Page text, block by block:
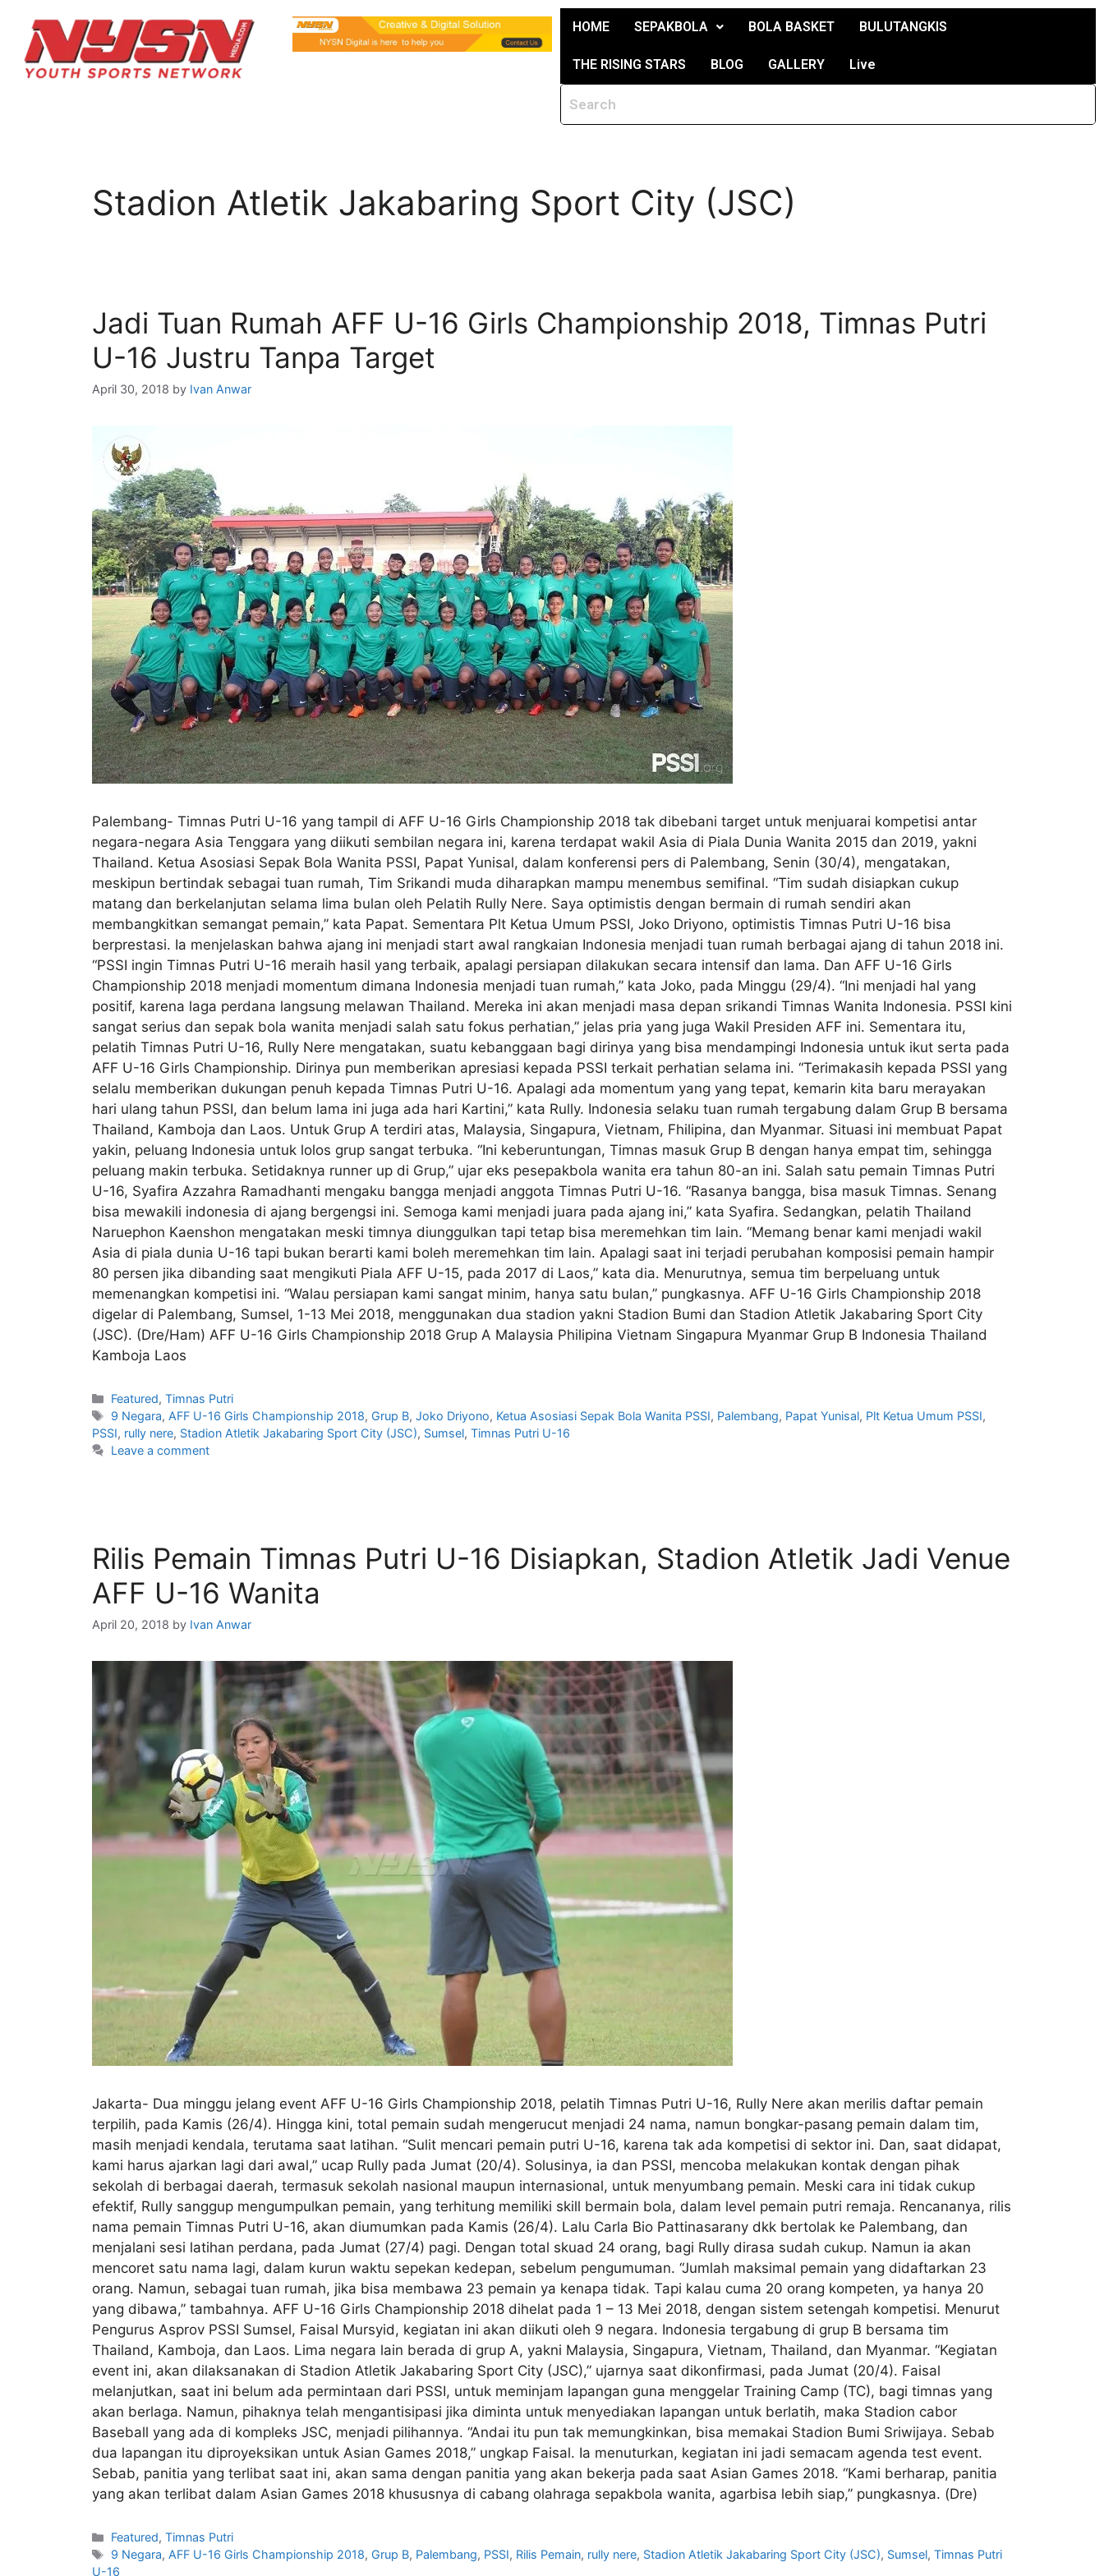
HOME SEPAKBOLA BOLA BASKET BULUTANGKIS
THE RISING STARS BLOG GALLERY Live
Stadion Atletik Jakabaring Sport City (JSC)
Jadi Tuan Rumah AFF U-16 Girls Championship 2018, Timnas Putri
U-16 Justru Tanpa Target
April 30, 2018 by Ivan Anwar
Palembang- Timnas Putri U-16 yang tampil di AFF U-16 Girls Championship 2018 tak dibebani target untuk menjuarai kompetisi antar
negara-negara Asia Tenggara yang diikuti sembilan negara ini, karena terdapat wakil Asia di Piala Dunia Wanita 2015 dan 2019, yakni
Thailand. Ketua Asosiasi Sepak Bola Wanita PSSI, Papat Yunisal, dalam konferensi pers di Palembang, Senin (30/4), mengatakan,
meskipun bertindak sebagai tuan rumah, Tim Srikandi muda diharapkan mampu menembus semifinal. “Tim sudah disiapkan cukup
matang dan berkelanjutan selama lima bulan oleh Pelatih Rully Nere. Saya optimistis dengan bermain di rumah sendiri akan
membangkitkan semangat pemain,” kata Papat. Sementara Plt Ketua Umum PSSI, Joko Driyono, optimistis Timnas Putri U-16 bisa
berprestasi. Ia menjelaskan bahwa ajang ini menjadi start awal rangkaian Indonesia menjadi tuan rumah berbagai ajang di tahun 2018 ini.
“PSSI ingin Timnas Putri U-16 meraih hasil yang terbaik, apalagi persiapan dilakukan secara intensif dan lama. Dan AFF U-16 Girls
Championship 2018 menjadi momentum dimana Indonesia menjadi tuan rumah,” kata Joko, pada Minggu (29/4). “Ini menjadi hal yang
positif, karena laga perdana langsung melawan Thailand. Mereka ini akan menjadi masa depan srikandi Timnas Wanita Indonesia. PSSI kini
sangat serius dan sepak bola wanita menjadi salah satu fokus perhatian,” jelas pria yang juga Wakil Presiden AFF ini. Sementara itu,
pelatih Timnas Putri U-16, Rully Nere mengatakan, suatu kebanggaan bagi dirinya yang bisa mendampingi Indonesia untuk ikut serta pada
AFF U-16 Girls Championship. Dirinya pun memberikan apresiasi kepada PSSI terkait perhatian selama ini. “Terimakasih kepada PSSI yang
selalu memberikan dukungan penuh kepada Timnas Putri U-16. Apalagi ada momentum yang yang tepat, kemarin kita baru merayakan
hari ulang tahun PSSI, dan belum lama ini juga ada hari Kartini,” kata Rully. Indonesia selaku tuan rumah tergabung dalam Grup B bersama
Thailand, Kamboja dan Laos. Untuk Grup A terdiri atas, Malaysia, Singapura, Vietnam, Fhilipina, dan Myanmar. Situasi ini membuat Papat
yakin, peluang Indonesia untuk lolos grup sangat terbuka. “Ini keberuntungan, Timnas masuk Grup B dengan hanya empat tim, sehingga
peluang makin terbuka. Setidaknya runner up di Grup,” ujar eks pesepakbola wanita era tahun 80-an ini. Salah satu pemain Timnas Putri
U-16, Syafira Azzahra Ramadhanti mengaku bangga menjadi anggota Timnas Putri U-16. “Rasanya bangga, bisa masuk Timnas. Senang
bisa mewakili indonesia di ajang bergengsi ini. Semoga kami menjadi juara pada ajang ini,” kata Syafira. Sedangkan, pelatih Thailand
Naruephon Kaenshon mengatakan meski timnya diunggulkan tapi tetap bisa meremehkan tim lain. “Memang benar kami menjadi wakil
Asia di piala dunia U-16 tapi bukan berarti kami boleh meremehkan tim lain. Apalagi saat ini terjadi perubahan komposisi pemain hampir
80 persen jika dibanding saat mengikuti Piala AFF U-15, pada 2017 di Laos,” kata dia. Menurutnya, semua tim berpeluang untuk
memenangkan kompetisi ini. “Walau persiapan kami sangat minim, hanya satu bulan,” pungkasnya. AFF U-16 Girls Championship 2018
digelar di Palembang, Sumsel, 1-13 Mei 2018, menggunakan dua stadion yakni Stadion Bumi dan Stadion Atletik Jakabaring Sport City
(JSC). (Dre/Ham) AFF U-16 Girls Championship 2018 Grup A Malaysia Philipina Vietnam Singapura Myanmar Grup B Indonesia Thailand
Kamboja Laos
Featured,Timnas Putri
9 Negara, AFF U-16 Girls Championship 2018, Grup B,Joko Driyono, Ketua Asosiasi Sepak Bola Wanita PSSI, Palembang, Papat Yunisal, Plt Ketua Umum PSSI,
PSSI, rully nere, Stadion Atletik Jakabaring Sport City (JSC), Sumsel, Timnas Putri U-16
Leave a comment
Rilis Pemain Timnas Putri U-16 Disiapkan, Stadion Atletik Jadi Venue
AFF U-16 Wanita
April 20, 2018 by Ivan Anwar
Jakarta- Dua minggu jelang event AFF U-16 Girls Championship 2018, pelatih Timnas Putri U-16, Rully Nere akan merilis daftar pemain
terpilih, pada Kamis (26/4). Hingga kini, total pemain sudah mengerucut menjadi 24 nama, namun bongkar-pasang pemain dalam tim,
masih menjadi kendala, terutama saat latihan. “Sulit mencari pemain putri U-16, karena tak ada kompetisi di sektor ini. Dan, saat didapat,
kami harus ajarkan lagi dari awal,” ucap Rully pada Jumat (20/4). Solusinya, ia dan PSSI, mencoba melakukan kontak dengan pihak
sekolah di berbagai daerah, termasuk sekolah nasional maupun internasional, untuk menyumbang pemain. Meski cara ini tidak cukup
efektif, Rully sanggup mengumpulkan pemain, yang terhitung memiliki skill bermain bola, dalam level pemain putri remaja. Rencananya, rilis
nama pemain Timnas Putri U-16, akan diumumkan pada Kamis (26/4). Lalu Carla Bio Pattinasarany dkk bertolak ke Palembang, dan
menjalani sesi latihan perdana, pada Jumat (27/4) pagi. Dengan total skuad 24 orang, bagi Rully dirasa sudah cukup. Namun ia akan
mencoret satu nama lagi, dalam kurun waktu sepekan kedepan, sebelum pengumuman. “Jumlah maksimal pemain yang didaftarkan 23
orang. Namun, sebagai tuan rumah, jika bisa membawa 23 pemain ya kenapa tidak. Tapi kalau cuma 20 orang kompeten, ya hanya 20
yang dibawa,” tambahnya. AFF U-16 Girls Championship 2018 dihelat pada 1 – 13 Mei 2018, dengan sistem setengah kompetisi. Menurut
Pengurus Asprov PSSI Sumsel, Faisal Mursyid, kegiatan ini akan diikuti oleh 9 negara. Indonesia tergabung di grup B bersama tim
Thailand, Kamboja, dan Laos. Lima negara lain berada di grup A, yakni Malaysia, Singapura, Vietnam, Thailand, dan Myanmar. “Kegiatan
event ini, akan dilaksanakan di Stadion Atletik Jakabaring Sport City (JSC),” ujarnya saat dikonfirmasi, pada Jumat (20/4). Faisal
melanjutkan, saat ini belum ada permintaan dari PSSI, untuk meminjam lapangan guna menggelar Training Camp (TC), bagi timnas yang
akan berlaga. Namun, pihaknya telah mengantisipasi jika diminta untuk menyediakan lapangan untuk berlatih, maka Stadion cabor
Baseball yang ada di kompleks JSC, menjadi pilihannya. “Andai itu pun tak memungkinkan, bisa memakai Stadion Bumi Sriwijaya. Sebab
dua lapangan itu diproyeksikan untuk Asian Games 2018,” ungkap Faisal. Ia menuturkan, kegiatan ini jadi semacam agenda test event.
Sebab, panitia yang terlibat saat ini, akan sama dengan panitia yang akan bekerja pada saat Asian Games 2018. “Kami berharap, panitia
yang akan terlibat dalam Asian Games 2018 khususnya di cabang olahraga sepakbola wanita, agarbisa lebih siap,” pungkasnya. (Dre)
Featured,Timnas Putri
9 Negara, AFF U-16 Girls Championship 2018, Grup B, Palembang, PSSI, Rilis Pemain, rully nere, Stadion Atletik Jakabaring Sport City (JSC), Sumsel,Timnas Putri
U-16